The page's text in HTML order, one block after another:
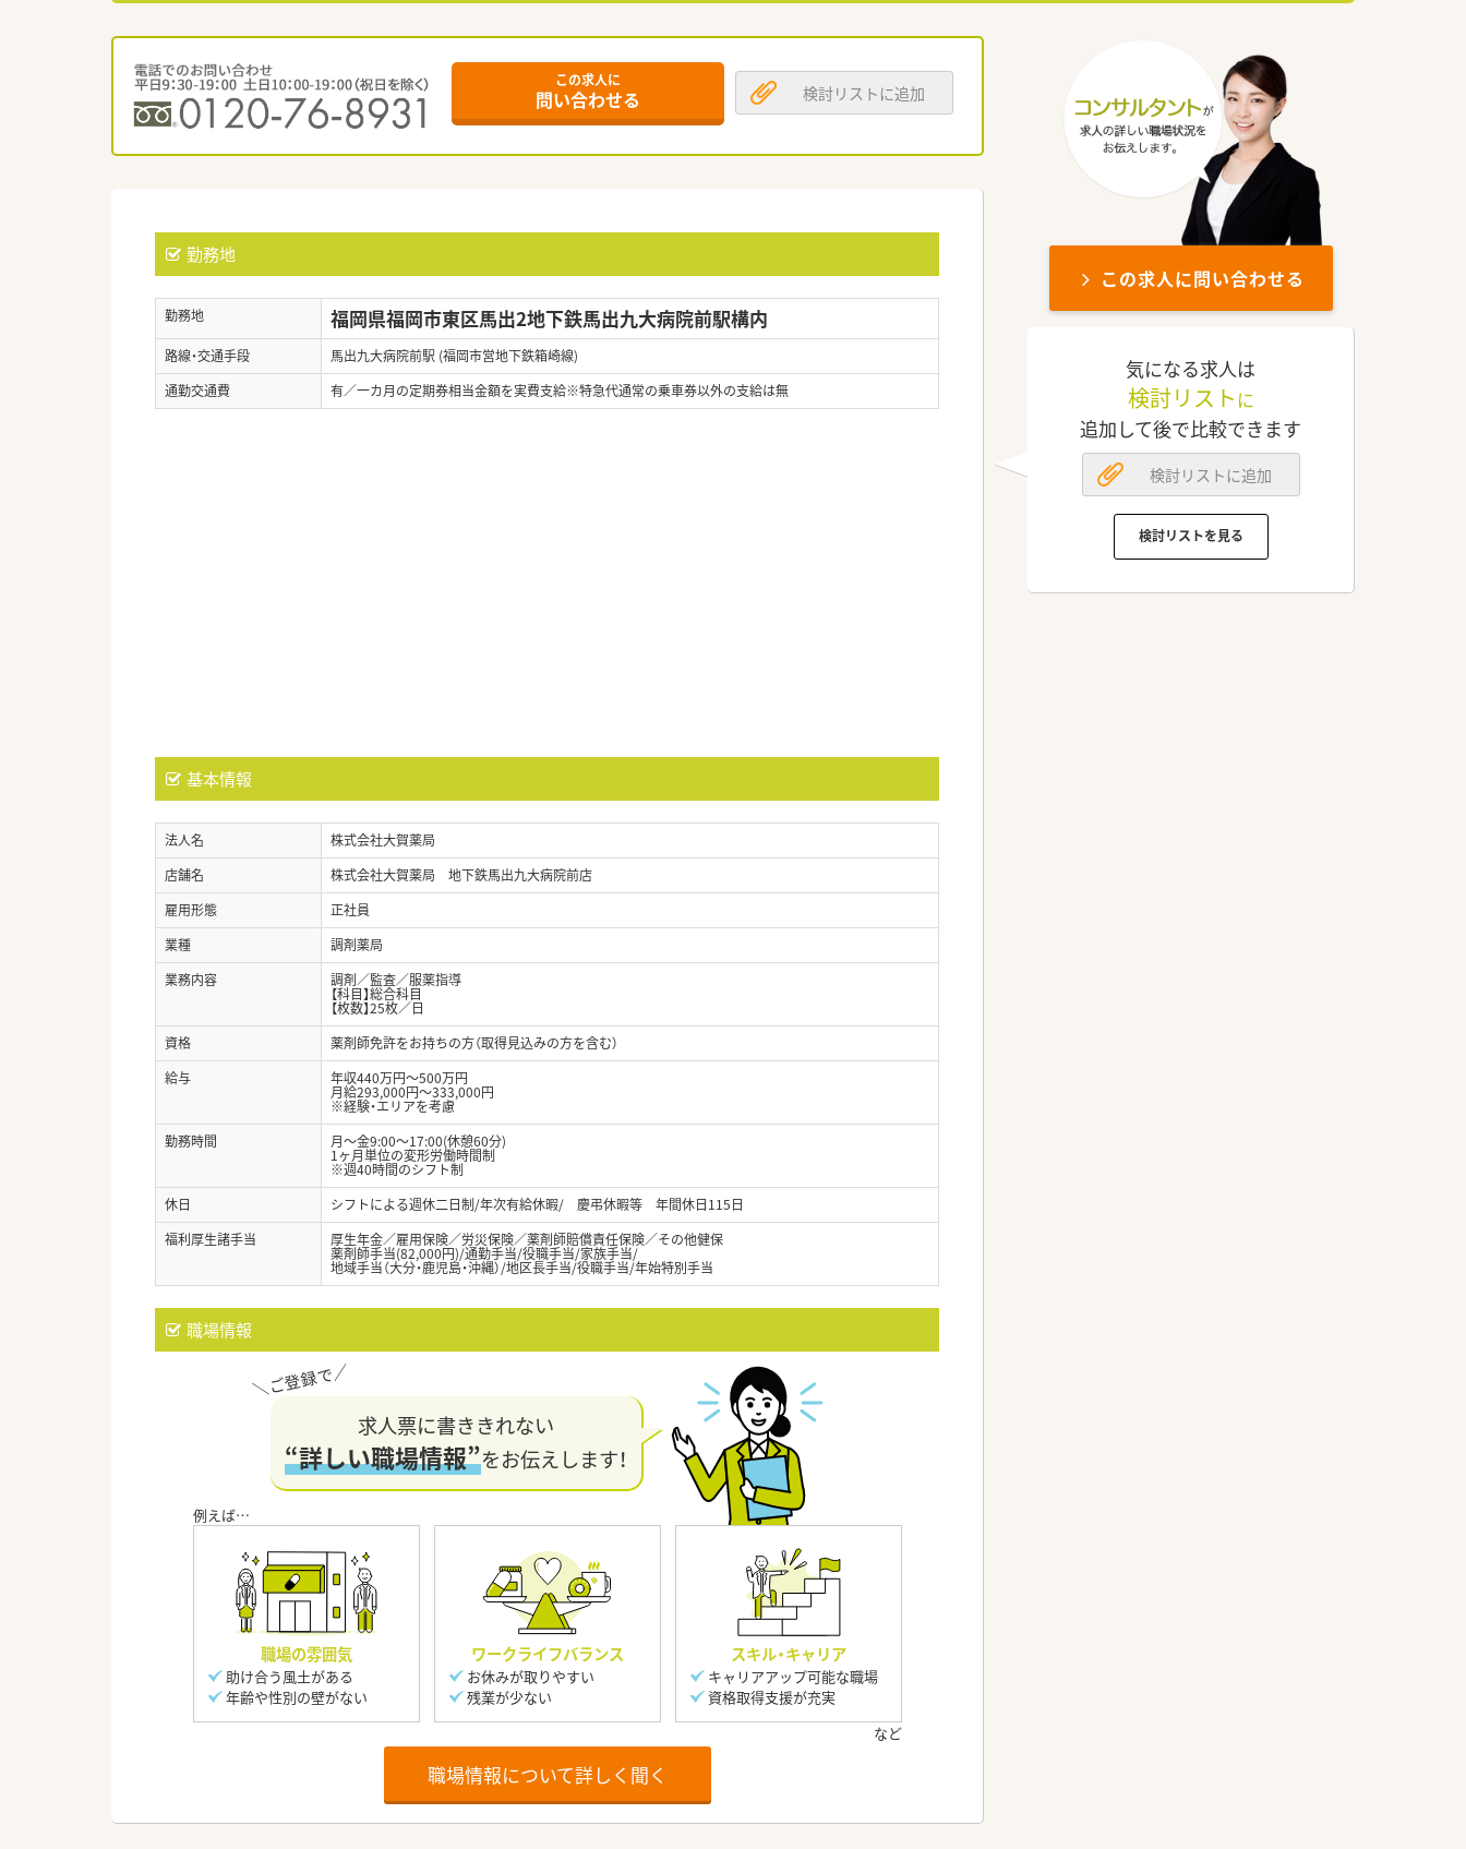
この求人に
問い合わせる 検討リストに追加
勤務地
勤務地 福岡県福岡市東区馬出2地下鉄馬出九大病院前駅構内
路線・交通手段
馬出九大病院前駅 (福岡市営地下鉄箱崎線)
通勤交通費
有／一カ月の定期券相当金額を実費支給※特急代通常の乗車券以外の支給は無
基本情報
法人名
株式会社大賀薬局
店舗名
株式会社大賀薬局 地下鉄馬出九大病院前店
雇用形態
正社員
業種
調剤薬局
業務内容
調剤／監査／服薬指導
【科目】総合科目
【枚数】25枚／日
資格
薬剤師免許をお持ちの方（取得見込みの方を含む）
給与
年収440万円～500万円
月給293,000円～333,000円
※経験・エリアを考慮
勤務時間
月～金9:00～17:00(休憩60分)
1ヶ月単位の変形労働時間制
※週40時間のシフト制
休日
シフトによる週休二日制/年次有給休暇/ 慶弔休暇等 年間休日115日
福利厚生諸手当
厚生年金／雇用保険／労災保険／薬剤師賠償責任保険／その他健保
薬剤師手当(82,000円)/通勤手当/役職手当/家族手当/
地域手当（大分・鹿児島・沖縄）/地区長手当/役職手当/年始特別手当
職場情報
求人票に書ききれない
“詳しい職場情報”をお伝えします！
職場の雰囲気
助け合う風土がある
年齢や性別の壁がない
ワークライフバランス
お休みが取りやすい
残業が少ない
スキル・キャリア
キャリアアップ可能な職場
資格取得支援が充実
職場情報について詳しく聞く
この求人に問い合わせる
気になる求人は
検討リスト に
追加して後で比較できます
検討リストに追加
検討リストを見る